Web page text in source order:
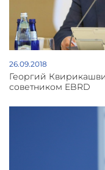
26.09.2018
Георгий
советником EBRD